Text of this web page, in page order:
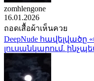
zomhlengone
16.01.2026
ถอดเสื้อผ้าเห็นควย
DeepNude
լուսանկարում.